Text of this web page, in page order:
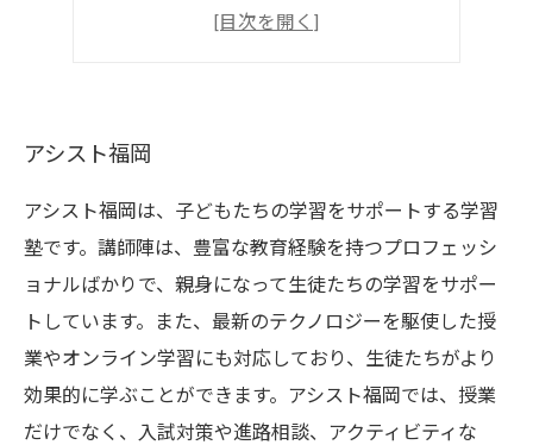
アシスト福岡
アシスト福岡は、子どもたちの学習をサポートする学習
塾です。講師陣は、豊富な教育経験を持つプロフェッシ
ョナルばかりで、親身になって生徒たちの学習をサポー
トしています。また、最新のテクノロジーを駆使した授
業やオンライン学習にも対応しており、生徒たちがより
効果的に学ぶことができます。アシスト福岡では、授業
だけでなく、入試対策や進路相談、アクティビティな